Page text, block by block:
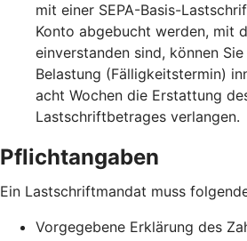
mit einer SEPA-Basis-
Konto abgebucht werden, mit
einverstanden sind, können
Belastung (Fälligkeitstermin)
acht Wochen die Erstattung
Lastschriftbetrages verlangen.
Pflichtangaben
Ein Lastschriftmandat muss
Vorgegebene Erklärung des